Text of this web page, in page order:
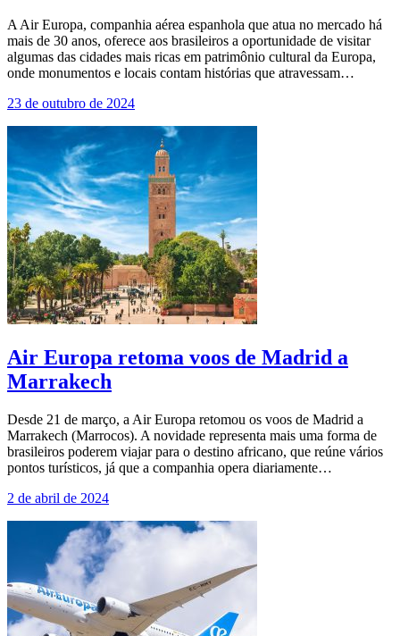
A Air Europa, companhia aérea espanhola que atua no mercado há
mais de 30 anos, oferece aos brasileiros a oportunidade de visitar
algumas das cidades mais ricas em patrimônio cultural da Europa,
onde monumentos e locais contam histórias que atravessam…
23 de outubro de 2024
Air Europa retoma voos de Madrid a
Marrakech
Desde 21 de março, a Air Europa retomou os voos de Madrid a
Marrakech (Marrocos). A novidade representa mais uma forma de
brasileiros poderem viajar para o destino africano, que reúne vários
pontos turísticos, já que a companhia opera diariamente…
2 de abril de 2024